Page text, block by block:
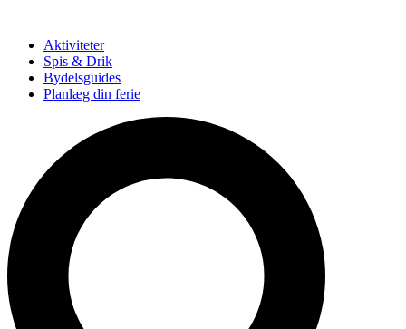
Aktiviteter
Spis & Drik
Bydelsguides
Planlæg din ferie